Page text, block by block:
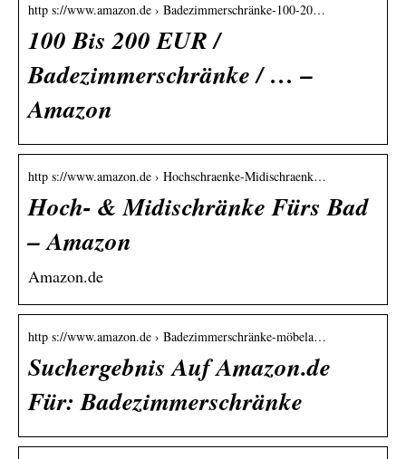
http s://www.amazon.de › Badezimmerschränke-100-20…
100 Bis 200 EUR /
Badezimmerschränke / … –
Amazon
http s://www.amazon.de › Hochschraenke-Midischraenk…
Hoch- & Midischränke Fürs Bad
– Amazon
Amazon.de
http s://www.amazon.de › Badezimmerschränke-möbela…
Suchergebnis Auf Amazon.de
Für: Badezimmerschränke